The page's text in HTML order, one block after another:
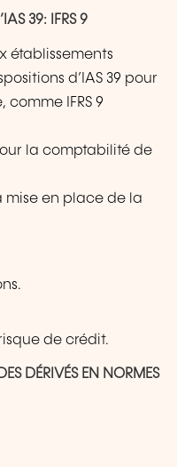
39: IFRS 9
établissements
d’IAS 39 pour
IFRS 9
la comptabilité de
mise en place de la
de crédit.
DÉRIVÉS EN NORMES